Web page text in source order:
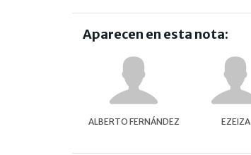
Aparecen en esta nota:
ALBERTO FERNÁNDEZ EZEIZA